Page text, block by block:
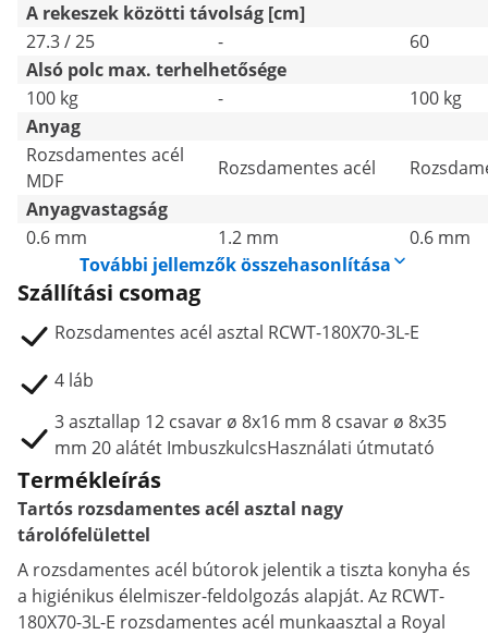
A rekeszek közötti távolság [cm]
27.3 / 25
-
60
Alsó polc max. terhelhetősége
100 kg
-
100 kg
Anyag
Rozsdamentes acél
MDF
Rozsdamentes acél
Anyagvastagság
0.6 mm
1.2 mm
0.6 mm
További jellemzők összehasonlítása
Szállítási csomag
Rozsdamentes acél asztal RCWT-180X70-3L-E
4 láb
3 asztallap 12 csavar ø 8x16 mm 8 csavar ø 8x35
mm 20 alátét ImbuszkulcsHasználati útmutató
Termékleírás
Tartós rozsdamentes acél asztal nagy
tárolófelülettel
A rozsdamentes acél bútorok jelentik a tiszta konyha és
a higiénikus élelmiszer-feldolgozás alapját. Az RCWT-
180X70-3L-E rozsdamentes acél munkaasztal a Royal